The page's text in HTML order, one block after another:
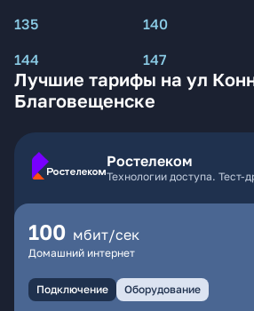
135
140
144
147
Лучшие тарифы на ул
Благовещенске
Ростелеком
Технологии доступа. Тест-
100 мбит/сек
Домашний интернет
Подключение Оборудование